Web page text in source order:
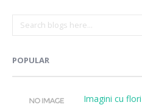
POPULAR